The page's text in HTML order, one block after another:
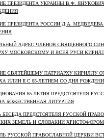
ПРЕЗИДЕНТА УКРАИНЫ В.Ф.
ПРЕЗИДЕНТА РОССИИ Д.А.
АДРЕС ЧЛЕНОВ СВЯЩЕННОГО
МОСКОВСКОМУ И ВСЕЯ РУСИ
СВЯТЕЙШЕМУ ПАТРИАРХУ
ИЛИИ II С 65-ЛЕТИЕМ СО ДНЯ
65-ЛЕТИЯ ПРЕДСТОЯТЕЛЯ
БОЖЕСТВЕННАЯ ЛИТУРГИЯ
БЕСЕДА ПРЕДСТОЯТЕЛЯ РУССКОЙ
ЗЕМЕЛЬ И СЛОВАКИИ ХРИСТОФОРОМ
РУССКОЙ ПРАВОСЛАВНОЙ ЦЕРКВИ